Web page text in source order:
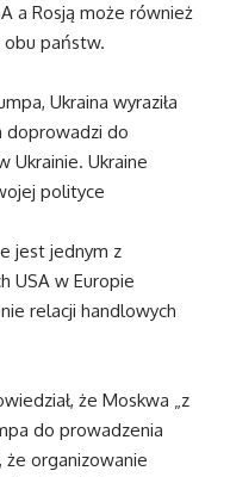
a Rosją może również
obu państw.
Ukraina wyraziła
doprowadzi do
Ukrainie. Ukraine
polityce
jest jednym z
USA w Europie
relacji handlowych
że Moskwa „z
do prowadzenia
że organizowanie